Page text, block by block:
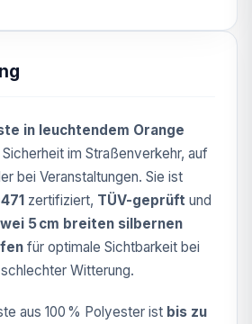
in leuchtendem Orange
im Straßenverkehr, auf
bei Veranstaltungen. Sie ist
zertifiziert, TÜV-geprüft und
5 cm breiten silbernen
für optimale Sichtbarkeit bei
Witterung.
aus 100 % Polyester ist bis zu